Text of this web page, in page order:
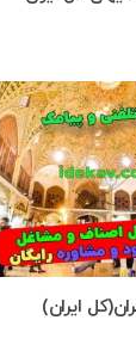
ایران)